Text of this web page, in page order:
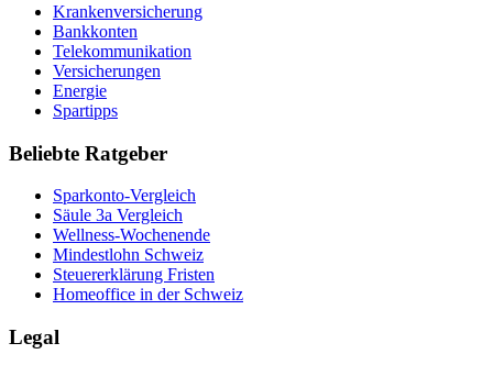
Krankenversicherung
Bankkonten
Telekommunikation
Versicherungen
Energie
Spartipps
Beliebte Ratgeber
Sparkonto-Vergleich
Säule 3a Vergleich
Wellness-Wochenende
Mindestlohn Schweiz
Steuererklärung Fristen
Homeoffice in der Schweiz
Legal